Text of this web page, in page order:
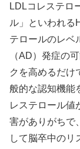
LDLコレステロ
ル」といわれる
テロールのレベ
（AD）発症の
クを高めるだけ
般的な認知機能
レステロール値
害がありがちで
して脳卒中のリ